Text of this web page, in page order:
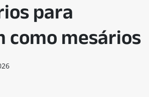
para
como mesários